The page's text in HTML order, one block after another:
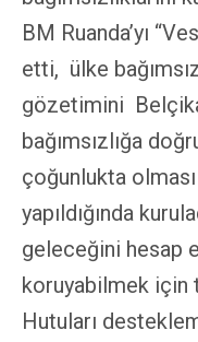
BM Ruanda’yı
etti, ülke
gözetimini
bağımsızlığa
çoğunlukta
yapıldığında
geleceğini hesap
koruyabilmek için
Hutuları